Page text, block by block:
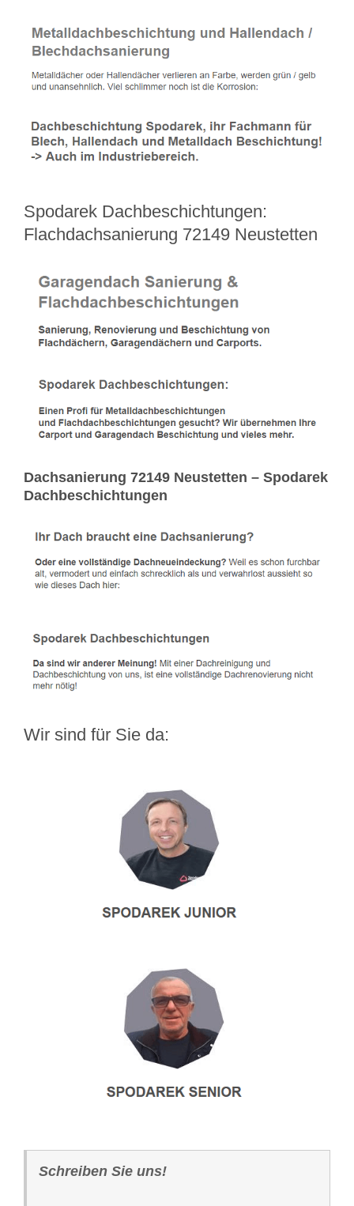
Spodarek Dachbeschichtungen:
Flachdachsanierung 72149 Neustetten
Dachsanierung 72149 Neustetten – Spodarek
Dachbeschichtungen
Wir sind für Sie da:
Schreiben Sie uns!